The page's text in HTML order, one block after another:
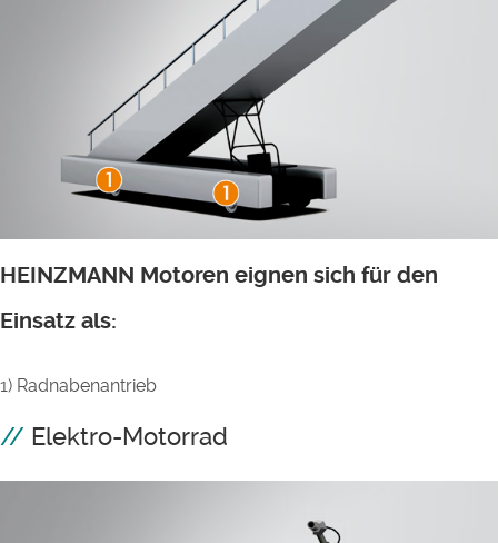
HEINZMANN Motoren eignen sich für den
Einsatz als:
1) Radnabenantrieb
Elektro-Motorrad